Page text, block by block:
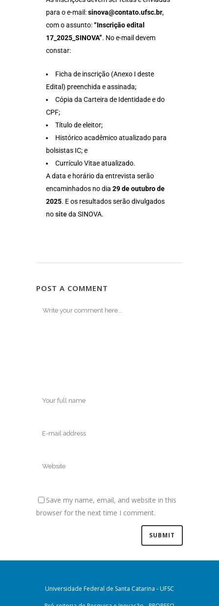
para o e-mail:sinova@contato.ufsc.br,
com o assunto:“Inscrição edital
17_2025_SINOVA”. No e-mail devem
constar:
Ficha de inscrição (Anexo I deste
Edital) preenchida e assinada;
Cópia da Carteira de Identidade e do
CPF;
Título de eleitor;
Histórico acadêmico atualizado para
bolsistas IC; e
Currículo Vitae atualizado.
A data e horário da entrevista serão
encaminhados no dia 29 de outubro de
2025. E os resultados serão divulgados
nositeda SINOVA.
POST A COMMENT
Save my name, email, and website in this
browser for the next time I comment.
Universidade Federal de Santa Catarina - UFSC